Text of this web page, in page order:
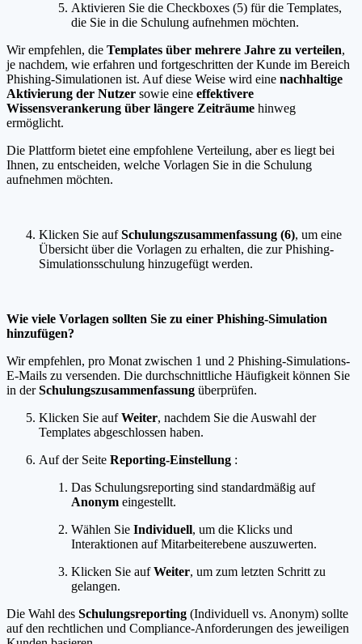
Aktivieren Sie die Checkboxes (5) für die Templates,
die Sie in die Schulung aufnehmen möchten.
Wir empfehlen, die Templates über mehrere Jahre zu verteilen,
je nachdem, wie erfahren und fortgeschritten der Kunde im Bereich
Phishing-Simulationen ist. Auf diese Weise wird eine nachhaltige
Aktivierung der Nutzer sowie eine effektivere
Wissensverankerung über längere Zeiträume hinweg
ermöglicht.
Die Plattform bietet eine empfohlene Verteilung, aber es liegt bei
Ihnen, zu entscheiden, welche Vorlagen Sie in die Schulung
aufnehmen möchten.
Klicken Sie aufSchulungszusammenfassung (6), um eine
Übersicht über die Vorlagen zu erhalten, die zur Phishing-
Simulationsschulung hinzugefügt werden.
Wie viele Vorlagen sollten Sie zu einer Phishing-Simulation
hinzufügen?
Wir empfehlen, pro Monat zwischen 1 und 2 Phishing-Simulations-
E-Mails zu versenden. Die durchschnittliche Häufigkeit können Sie
in derSchulungszusammenfassung überprüfen.
Klicken Sie aufWeiter, nachdem Sie die Auswahl der
Templates abgeschlossen haben.
Auf der Seite Reporting-Einstellung :
Das Schulungsreporting sind standardmäßig auf
Anonym eingestellt.
Wählen Sie Individuell, um die Klicks und
Interaktionen auf Mitarbeiterebene auszuwerten.
Klicken Sie aufWeiter, um zum letzten Schritt zu
gelangen.
Die Wahl des Schulungsreporting (Individuell vs. Anonym) sollte
auf den rechtlichen und Compliance-Anforderungen des jeweiligen